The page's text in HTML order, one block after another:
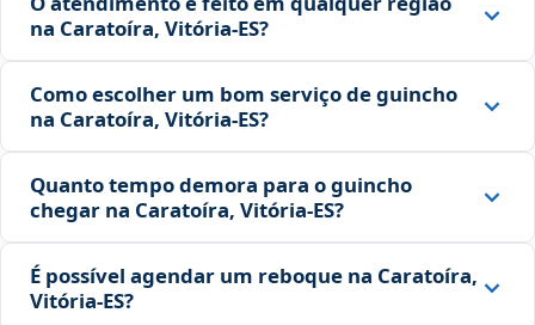
na Caratoíra, Vitória‑ES?
Como escolher um bom serviço de guincho
na Caratoíra, Vitória‑ES?
Quanto tempo demora para o guincho
chegar na Caratoíra, Vitória‑ES?
É possível agendar um reboque na Caratoíra,
Vitória‑ES?